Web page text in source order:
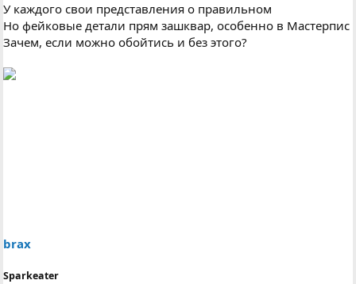
У каждого свои представления о правильном
Но фейковые детали прям зашквар, особенно в Мастерпис
Зачем, если можно обойтись и без этого?
brax
Sparkeater